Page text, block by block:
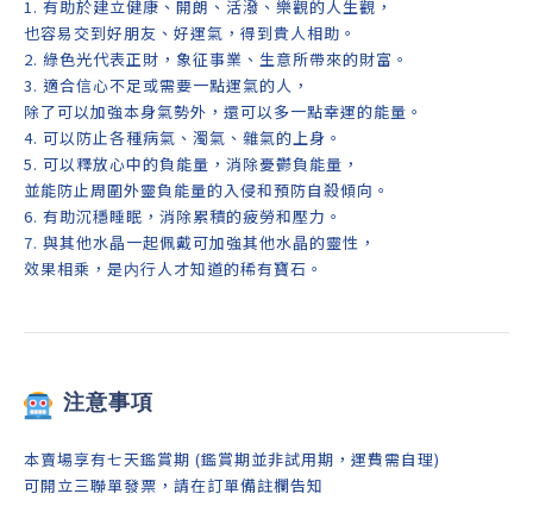
1. 有助於建立健康、開朗、活潑、樂觀的人生觀，
也容易交到好朋友、好運氣，得到貴人相助。
2. 綠色光代表正財，象征事業、生意所帶來的財富。
3. 適合信心不足或需要一點運氣的人，
除了可以加強本身氣勢外，還可以多一點幸運的能量。
4. 可以防止各種病氣、濁氣、雜氣的上身。
5. 可以釋放心中的負能量，消除憂鬱負能量，
並能防止周圍外靈負能量的入侵和預防自殺傾向。
6. 有助沉穩睡眠，消除累積的疲勞和壓力。
7. 與其他水晶一起佩戴可加強其他水晶的靈性，
效果相乘，是内行人才知道的稀有寶石。
注意事項
本賣場享有七天鑑賞期 (鑑賞期並非試用期，運費需自理)
可開立三聯單發票，請在訂單備註欄告知